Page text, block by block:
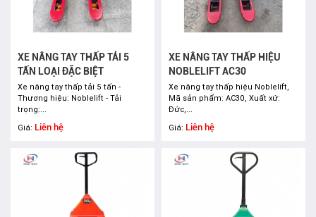
XE NÂNG TAY THẤP TẢI 5
TẤN LOẠI ĐẶC BIỆT
Xe nâng tay thấp tải 5 tấn -
Thương hiệu: Noblelift - Tải
trọng:...
Giá: Liên hệ
XE NÂNG TAY THẤP HIỆU
NOBLELIFT AC30
Xe nâng tay thấp hiệu Noblelift,
Mã sản phẩm: AC30, Xuất xứ:
Đức,...
Giá: Liên hệ